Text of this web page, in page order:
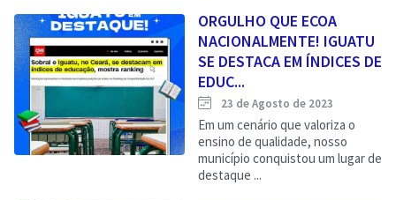
ORGULHO QUE ECOA
NACIONALMENTE! IGUATU
SE DESTACA EM ÍNDICES DE
EDUC...
23 de Agosto de 2023
Em um cenário que valoriza o
ensino de qualidade, nosso
município conquistou um lugar de
destaque ...